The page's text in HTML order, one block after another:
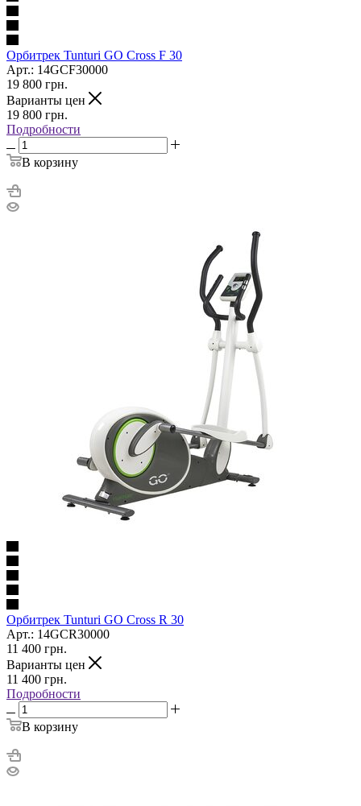
Орбитрек Tunturi GO Cross F 30
Арт.: 14GCF30000
19 800 грн.
Варианты цен
19 800 грн.
Подробности
В корзину
Орбитрек Tunturi GO Cross R 30
Арт.: 14GCR30000
11 400 грн.
Варианты цен
11 400 грн.
Подробности
В корзину